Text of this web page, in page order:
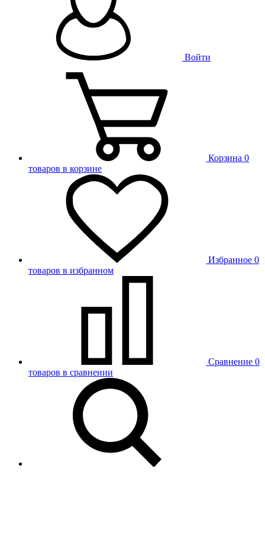
Войти
Корзина 0
товаров в корзине
Избранное 0
товаров в избранном
Сравнение 0
товаров в сравнении